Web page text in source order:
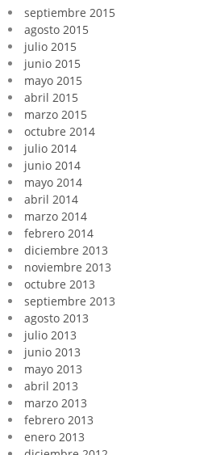
septiembre 2015
agosto 2015
julio 2015
junio 2015
mayo 2015
abril 2015
marzo 2015
octubre 2014
julio 2014
junio 2014
mayo 2014
abril 2014
marzo 2014
febrero 2014
diciembre 2013
noviembre 2013
octubre 2013
septiembre 2013
agosto 2013
julio 2013
junio 2013
mayo 2013
abril 2013
marzo 2013
febrero 2013
enero 2013